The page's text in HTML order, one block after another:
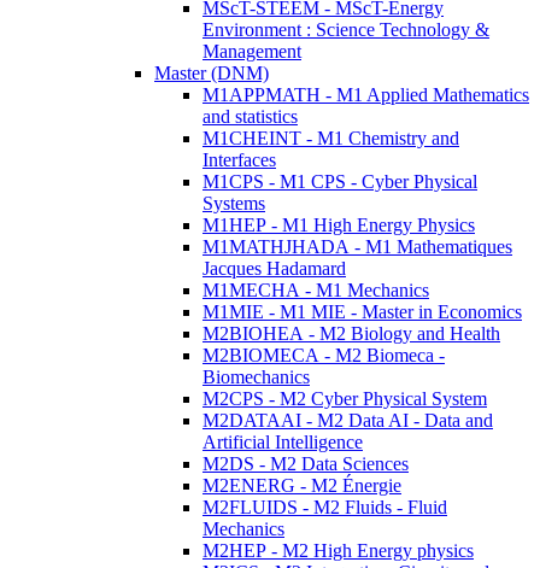
MScT-STEEM - MScT-Energy
Environment : Science Technology &
Management
Master (DNM)
M1APPMATH - M1 Applied Mathematics
and statistics
M1CHEINT - M1 Chemistry and
Interfaces
M1CPS - M1 CPS - Cyber Physical
Systems
M1HEP - M1 High Energy Physics
M1MATHJHADA - M1 Mathematiques
Jacques Hadamard
M1MECHA - M1 Mechanics
M1MIE - M1 MIE - Master in Economics
M2BIOHEA - M2 Biology and Health
M2BIOMECA - M2 Biomeca -
Biomechanics
M2CPS - M2 Cyber Physical System
M2DATAAI - M2 Data AI - Data and
Artificial Intelligence
M2DS - M2 Data Sciences
M2ENERG - M2 Énergie
M2FLUIDS - M2 Fluids - Fluid
Mechanics
M2HEP - M2 High Energy physics